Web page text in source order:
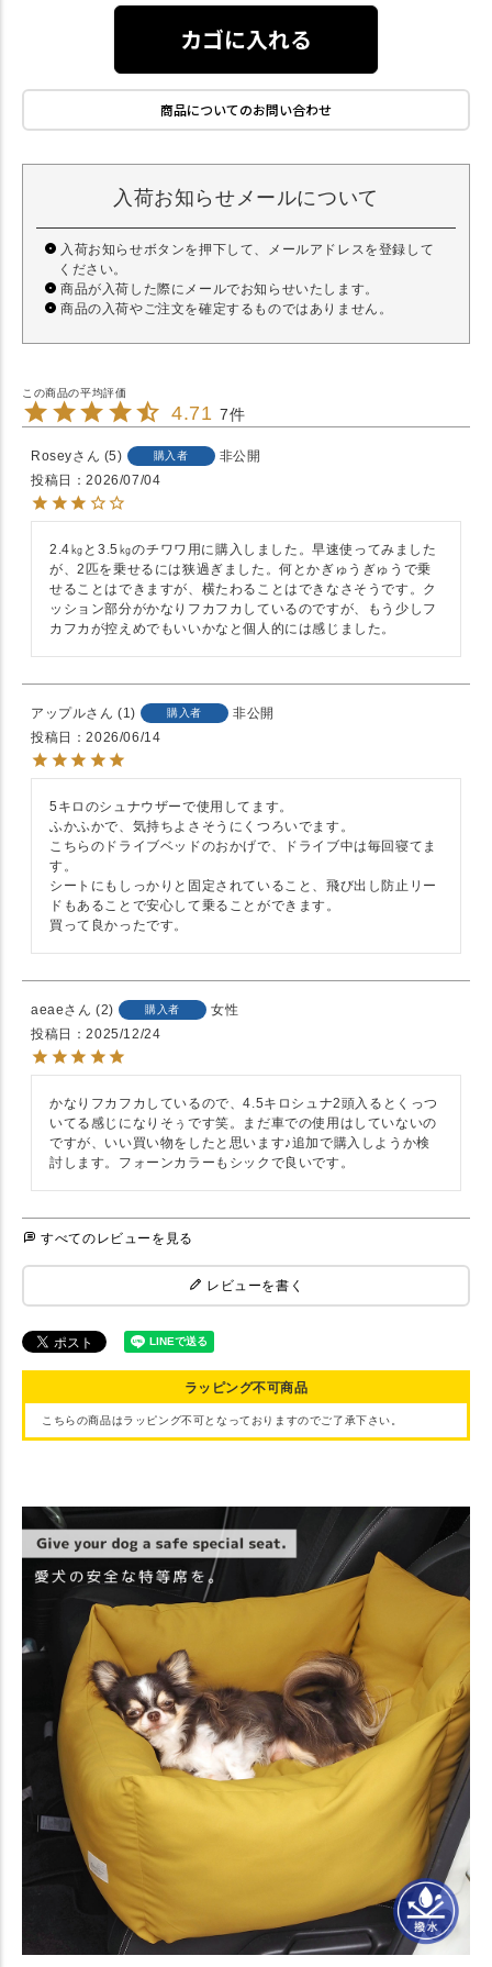
カゴに入れる
商品についてのお問い合わせ
入荷お知らせメールについて
入荷お知らせボタンを押下して、メールアドレスを登録して
ください。
商品が入荷した際にメールでお知らせいたします。
商品の入荷やご注文を確定するものではありません。
4.71 7
Rosey 5 購入者
非公開
投稿日
2026/07/04
2.4㎏と3.5㎏のチワワ用に購入しました。早速使ってみました
が、2匹を乗せるには狭過ぎました。何とかぎゅうぎゅうで乗
せることはできますが、横たわることはできなさそうです。ク
ッション部分がかなりフカフカしているのですが、もう少しフ
カフカが控えめでもいいかなと個人的には感じました。
アップル 1 購入者
非公開
投稿日
2026/06/14
5キロのシュナウザーで使用してます。
ふかふかで、気持ちよさそうにくつろいでます。
こちらのドライブベッドのおかげで、ドライブ中は毎回寝てま
す。
シートにもしっかりと固定されていること、飛び出し防止リー
ドもあることで安心して乗ることができます。
買って良かったです。
aeae 2 購入者
女性
投稿日
2025/12/24
かなりフカフカしているので、4.5キロシュナ2頭入るとくっつ
いてる感じになりそぅです笑。まだ車での使用はしていないの
ですが、いい買い物をしたと思います♪追加で購入しようか検
討します。フォーンカラーもシックで良いです。
すべてのレビューを見る
レビューを書く
ラッピング不可商品
こちらの商品はラッピング不可となっておりますのでご了承下さい。